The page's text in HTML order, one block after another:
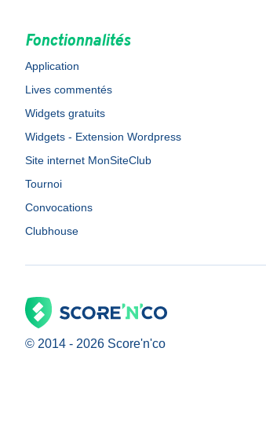
Fonctionnalités
Application
Lives commentés
Widgets gratuits
Widgets - Extension Wordpress
Site internet MonSiteClub
Tournoi
Convocations
Clubhouse
© 2014 - 2026 Score'n'co